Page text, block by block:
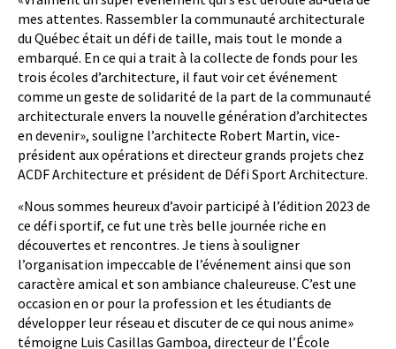
mes attentes. Rassembler la communauté architecturale
du Québec était un défi de taille, mais tout le monde a
embarqué. En ce qui a trait à la collecte de fonds pour les
trois écoles d’architecture, il faut voir cet événement
comme un geste de solidarité de la part de la communauté
architecturale envers la nouvelle génération d’architectes
en devenir», souligne l’architecte Robert Martin, vice-
président aux opérations et directeur grands projets chez
ACDF Architecture et président de Défi Sport Architecture.
«Nous sommes heureux d’avoir participé à l’édition 2023 de
ce défi sportif, ce fut une très belle journée riche en
découvertes et rencontres. Je tiens à souligner
l’organisation impeccable de l’événement ainsi que son
caractère amical et son ambiance chaleureuse. C’est une
occasion en or pour la profession et les étudiants de
développer leur réseau et discuter de ce qui nous anime»
témoigne Luis Casillas Gamboa, directeur de l’École